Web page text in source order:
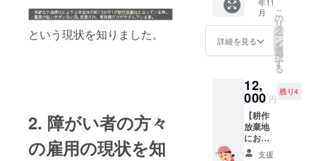
という現状を知りました。
2. 障がい者の方々
の雇用の現状を知
です
が、交
通費は
自己負
す。
たエ
デュテ
イメン
ト体験
りま
す。 ま
流会の
際に
は、近
くの田
作放棄
地を活
用し、
地方農
家、障
と協力
して
作った
お米を
20kgお
届けし
ます。
年11
月
詳細を見る
こ
の
リ
タ
ー
ン
を
選
択
す
る
12,
000 円
残り4
【耕作
放棄地
におい
ての田
支援